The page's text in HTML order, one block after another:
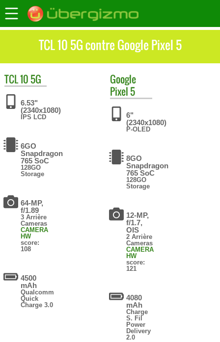
TCL 10 5G contre Google Pixel 5
TCL10 5G
6.53"
(2340x1080)
IPS LCD
6GO
Snapdragon
765 SoC
128GO
Storage
64-MP,
f/1.89
3 Arrière
Cameras
CAMERA
HW
score:
108
4500
mAh
Qualcomm
Quick
Charge 3.0
Google
Pixel 5
6"
(2340x1080)
P-OLED
8GO
Snapdragon
765 SoC
128GO
Storage
12-MP,
f/1.7,
OIS
2 Arrière
Cameras
CAMERA
HW
score:
121
4080
mAh
Charge
S. Fil
Power
Delivery
2.0